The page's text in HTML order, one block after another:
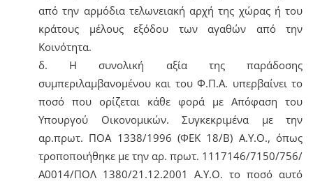
από την αρμόδια τελωνειακή αρχή της χώρας ή του
κράτους μέλους εξόδου των αγαθών από την
Κοινότητα.
δ. H συνολική αξία της παράδοσης
συμπεριλαμβανομένου και του Φ.Π.Α. υπερβαίνει το
ποσό που ορίζεται κάθε φορά με Απόφαση του
Υπουργού Οικονομικών. Συγκεκριμένα με την
αρ.πρωτ. ΠΟΑ 1338/1996 (ΦΕΚ 18/Β) Α.Υ.Ο., όπως
τροποποιήθηκε με την αρ. πρωτ. 1117146/7150/756/
Α0014/ΠΟΛ 1380/21.12.2001 Α.Υ.Ο. το ποσό αυτό